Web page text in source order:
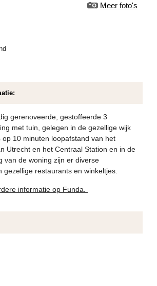
Meer foto's
gerenoveerde, gestoffeerde 3
met tuin, gelegen in de gezellige wijk
op 10 minuten loopafstand van het
Utrecht en het Centraal Station en in de
van de woning zijn er diverse
gezellige restaurants en winkeltjes.
informatie op Funda.